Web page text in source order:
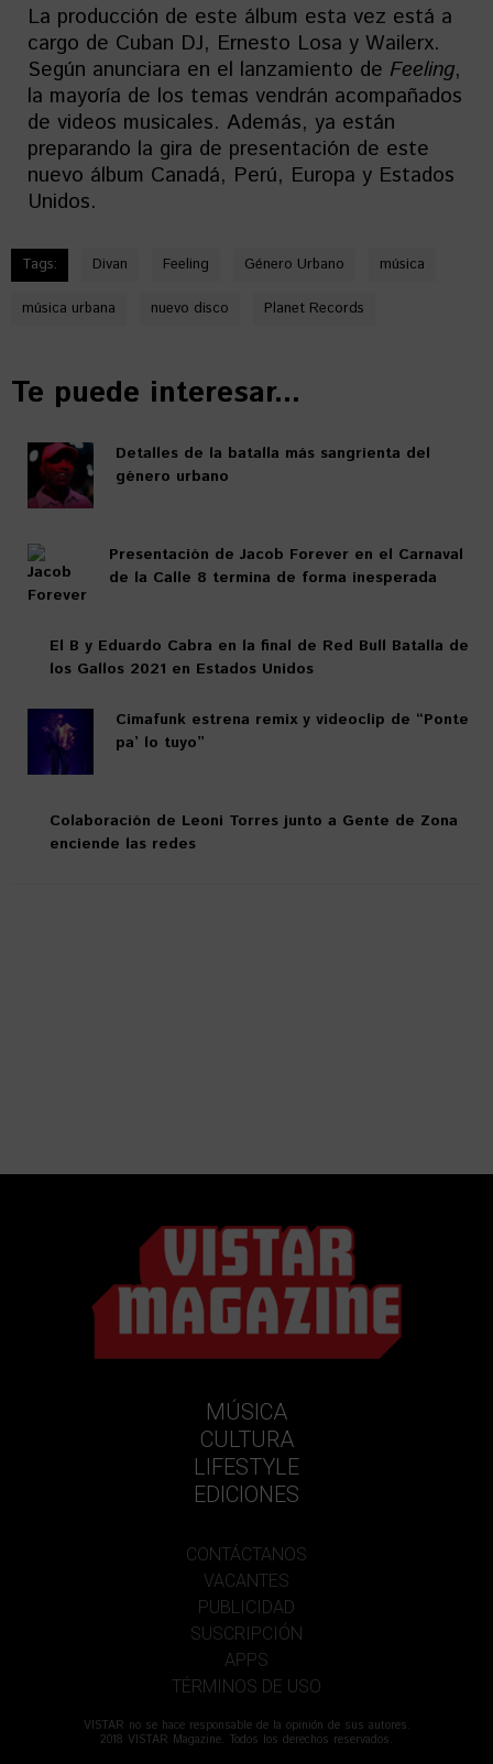
La producción de este álbum esta vez está a
cargo de Cuban DJ, Ernesto Losa y Wailerx.
Según anunciara en el lanzamiento de Feeling,
la mayoría de los temas vendrán acompañados
de videos musicales. Además, ya están
preparando la gira de presentación de este
nuevo álbum Canadá, Perú, Europa y Estados
Unidos.
Tags: Divan Feeling Género Urbano música
música urbana nuevo disco Planet Records
Te puede interesar...
Detalles de la batalla más sangrienta del
género urbano
Presentación de Jacob Forever en el Carnaval
de la Calle 8 termina de forma inesperada
El B y Eduardo Cabra en la final de Red Bull Batalla de
los Gallos 2021 en Estados Unidos
Cimafunk estrena remix y videoclip de “Ponte
pa’ lo tuyo”
Colaboración de Leoni Torres junto a Gente de Zona
enciende las redes
MÚSICA
CULTURA
LIFESTYLE
EDICIONES
CONTÁCTANOS
VACANTES
PUBLICIDAD
SUSCRIPCIÓN
APPS
TÉRMINOS DE USO
VISTAR no se hace responsable de la opinión de sus autores.
2018 VISTAR Magazine. Todos los derechos reservados.